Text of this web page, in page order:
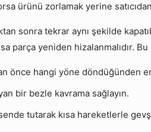
ürünü zorlamak yerine
sonra tekrar aynı şekilde
parça yeniden hizalanmalıdır. Bu
önce hangi yöne döndüğünden
bir bezle kavrama sağlayın.
tutarak kısa hareketlerle